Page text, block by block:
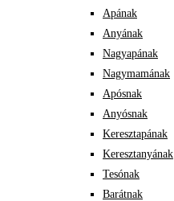
Apának
Anyának
Nagyapának
Nagymamának
Apósnak
Anyósnak
Keresztapának
Keresztanyának
Tesónak
Barátnak